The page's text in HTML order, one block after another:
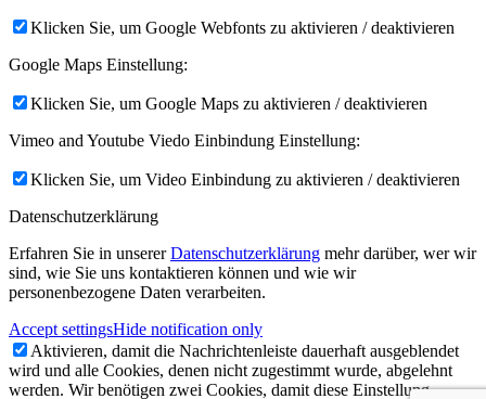
Klicken Sie, um Google Webfonts zu aktivieren / deaktivieren
Google Maps Einstellung:
Klicken Sie, um Google Maps zu aktivieren / deaktivieren
Vimeo and Youtube Viedo Einbindung Einstellung:
Klicken Sie, um Video Einbindung zu aktivieren / deaktivieren
Datenschutzerklärung
Erfahren Sie in unsererDatenschutzerklärung mehr darüber, wer wir
sind, wie Sie uns kontaktieren können und wie wir
personenbezogene Daten verarbeiten.
Accept settingsHide notification only
Aktivieren, damit die Nachrichtenleiste dauerhaft ausgeblendet
wird und alle Cookies, denen nicht zugestimmt wurde, abgelehnt
werden. Wir benötigen zwei Cookies, damit diese Einstellung